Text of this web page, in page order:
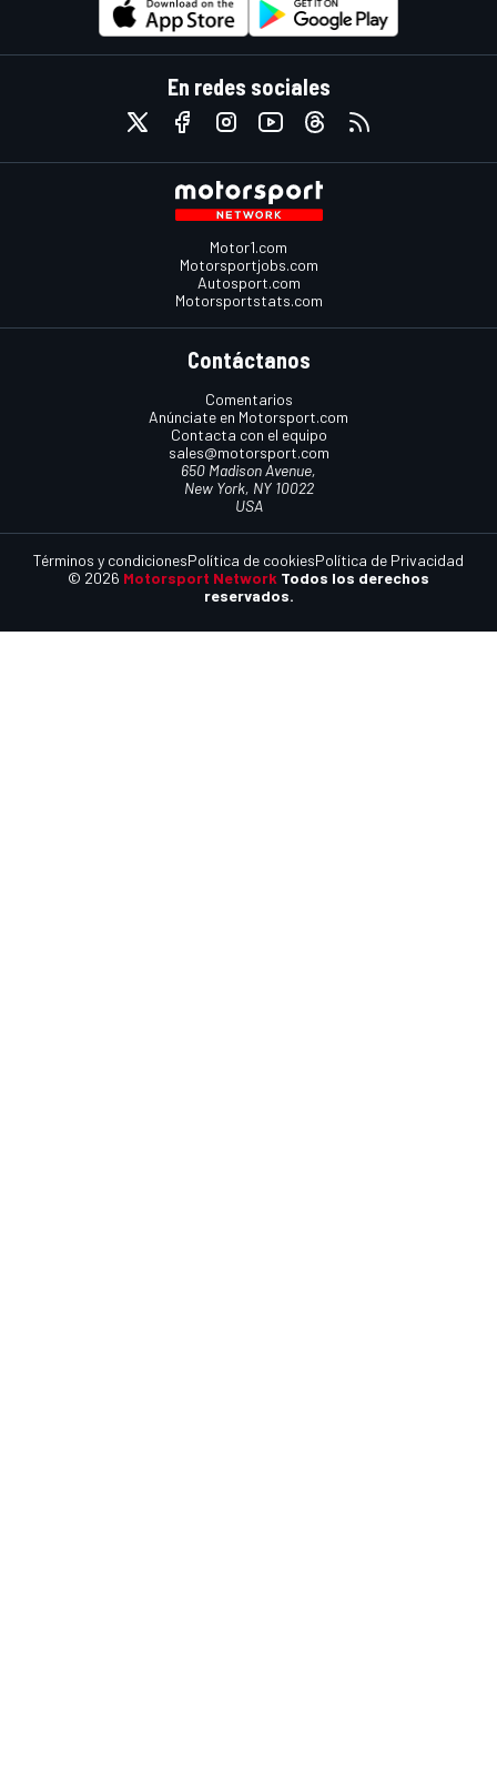
En redes sociales
Motor1.com
Motorsportjobs.com
Autosport.com
Motorsportstats.com
Contáctanos
Comentarios
Anúnciate en Motorsport.com
Contacta con el equipo
sales@motorsport.com
650 Madison Avenue,
New York, NY 10022
USA
© 2026 Motorsport Network Todos los derechos
reservados.
Términos y condicionesPolítica de cookiesPolítica de Privacidad